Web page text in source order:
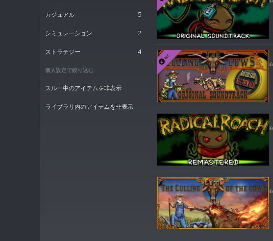
カジュアル 5
シミュレーション 2
ストラテジー 4
個人設定で絞り込む
スルー中のアイテムを非表示
ライブラリ内のアイテムを非表示